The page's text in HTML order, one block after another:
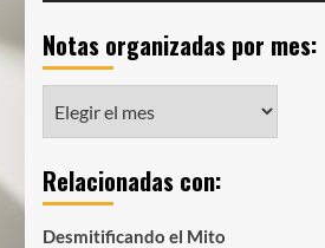
Notas organizadas por mes:
organizadas
mes:
Relacionadas con:
Desmitificando el Mito